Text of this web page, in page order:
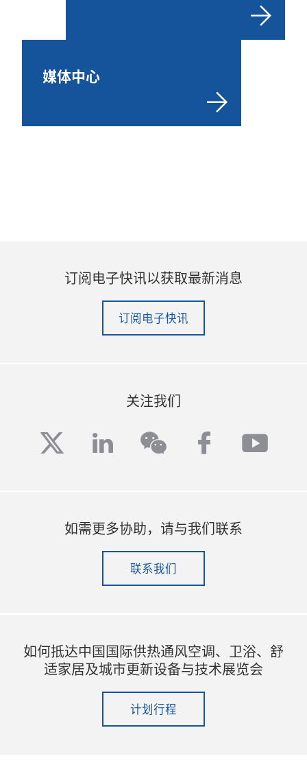
媒体中心
订阅电子快讯以获取最新消息
订阅电子快讯
关注我们
twitterlinkedinwechatfacebook
如需更多协助，请与我们联系
联系我们
如何抵达中国国际供热通风空调、卫浴、舒
适家居及城市更新设备与技术展览会
计划行程